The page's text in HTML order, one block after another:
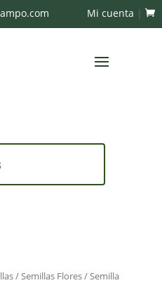
Mi cuenta |
/Semillas Flores/ Semilla